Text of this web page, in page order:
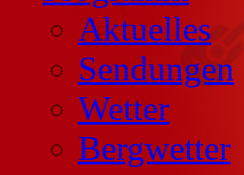
Aktuelles
Sendungen
Wetter
Bergwetter